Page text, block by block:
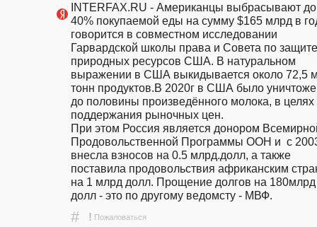
INTERFAX.RU - Американцы выбрасывают до
40% покупаемой еды на сумму $165 млрд в
говорится в совместном исследовании
Гарвардской школы права и Совета по защите
природных ресурсов США. В натуральном
выражении в США выкидывается около 72,5
тонн продуктов.В 2020г в США было
до половины произведённого молока, в целях
поддержания рыночных цен.
При этом Россия является донором
Продовольственной Программы ООН и  с
внесла взносов на 0.5 млрд.долл, а также
поставила продовольствия африканским
на 1 млрд долл. Прощение долгов на 180млрд
долл - это по другому ведомсту - МВФ.
# ! Пожаловаться